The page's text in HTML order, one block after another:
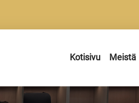
Kotisivu Meistä